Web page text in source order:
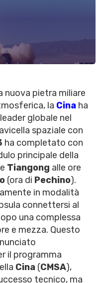
nuova pietra miliare
la Cina ha
globale nel
spaziale con
ha completato con
principale della
Tiangong alle ore
(ora di Pechino).
in modalità
connettersi al
una complessa
e mezza. Questo
il programma
Cina (CMSA),
tecnico, ma